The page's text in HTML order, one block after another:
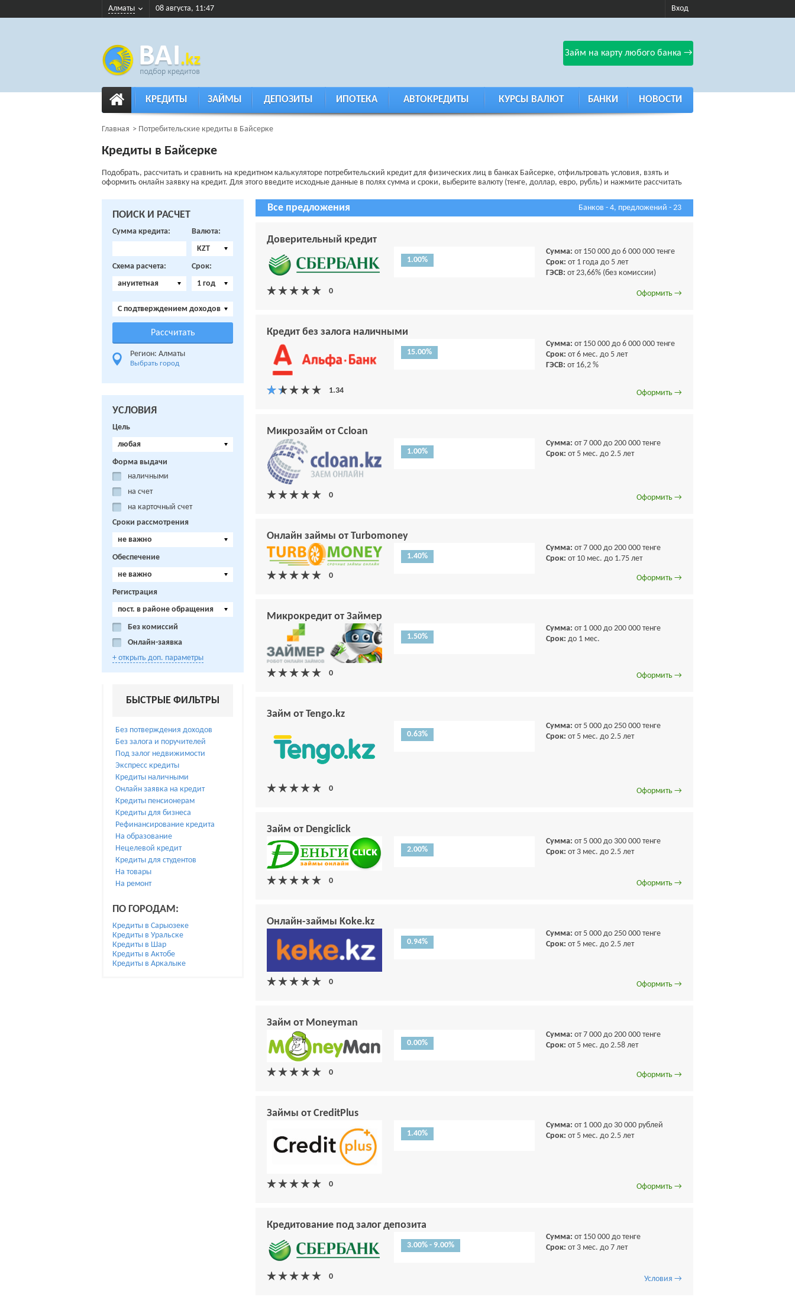
Алматы 08 августа, 11:47 Вход
Займ на карту любого банка →
КРЕДИТЫ ЗАЙМЫ ДЕПОЗИТЫ ИПОТЕКА АВТОКРЕДИТЫ КУРСЫ ВАЛЮТ БАНКИ НОВОСТИ
Главная Потребительские кредиты в Байсерке
Кредиты в Байсерке
Подобрать, рассчитать и сравнить на кредитном калькуляторе потребительский кредит для физических лиц в банках Байсерке, отфильтровать условия, взять и
оформить онлайн заявку на кредит. Для этого введите исходные данные в полях сумма и сроки, выберите валюту (тенге, доллар, евро, рубль) и нажмите рассчитать
Все предложения Банков - 4, предложений - 23
Доверительный кредит
1.00%
Сумма: от 150 000 до 6 000 000 тенге
Срок: от 1 года до 5 лет
ГЭСВ: от 23,66% (без комиссии)
Оформить →
Кредит без залога наличными
15.00%
Сумма: от 150 000 до 6 000 000 тенге
Срок: от 6 мес. до 5 лет
ГЭСВ: от 16,2 %
Оформить →
Микрозайм от Ccloan
1.00%
Сумма: от 7 000 до 200 000 тенге
Срок: от 5 мес. до 2.5 лет
Оформить →
Онлайн займы от Turbomoney
1.40%
Сумма: от 7 000 до 200 000 тенге
Срок: от 10 мес. до 1.75 лет
Оформить →
Микрокредит от Займер
1.50%
Сумма: от 1 000 до 200 000 тенге
Срок: до 1 мес.
Оформить →
Займ от Tengo.kz
0.63%
Сумма: от 5 000 до 250 000 тенге
Срок: от 5 мес. до 2.5 лет
Оформить →
Займ от Dengiclick
2.00%
Сумма: от 5 000 до 300 000 тенге
Срок: от 3 мес. до 2.5 лет
Оформить →
Онлайн-займы Koke.kz
0.94%
Сумма: от 5 000 до 250 000 тенге
Срок: от 5 мес. до 2.5 лет
Оформить →
Займ от Moneyman
0.00%
Сумма: от 7 000 до 200 000 тенге
Срок: от 5 мес. до 2.58 лет
Оформить →
Займы от CreditPlus
1.40%
Сумма: от 1 000 до 30 000 рублей
Срок: от 5 мес. до 2.5 лет
Оформить →
Кредитование под залог депозита
3.00% - 9.00%
Сумма: от 150 000 до тенге
Срок: от 3 мес. до 7 лет
Условия →
ПОИСК И РАСЧЕТ
Сумма кредита:
Валюта:
KZT
Схема расчета:
ануитетная
Срок:
1 год
C подтверждением доходов
Регион: Алматы
Выбрать город
УСЛОВИЯ
Цель
любая
Форма выдачи
наличными
на счет
на карточный счет
Сроки рассмотрения
не важно
Обеспечение
не важно
Регистрация
пост. в районе обращения
Без комиссий
Онлайн-заявка
+ открыть доп. параметры
БЫСТРЫЕ ФИЛЬТРЫ
Без потверждения доходов
Без залога и поручителей
Под залог недвижимости
Экспресс кредиты
Кредиты наличными
Онлайн заявка на кредит
Кредиты пенсионерам
Кредиты для бизнеса
Рефинансирование кредита
На образование
Нецелевой кредит
Кредиты для студентов
На товары
На ремонт
ПО ГОРОДАМ:
Кредиты в Сарыозеке
Кредиты в Уральске
Кредиты в Шар
Кредиты в Актобе
Кредиты в Аркалыке